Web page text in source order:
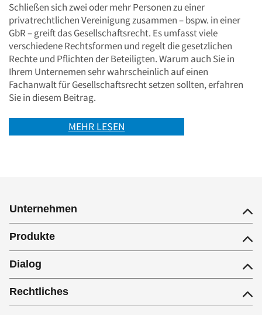
Schließen sich zwei oder mehr Personen zu einer
privatrechtlichen Vereinigung zusammen – bspw. in einer
GbR – greift das Gesellschaftsrecht. Es umfasst viele
verschiedene Rechtsformen und regelt die gesetzlichen
Rechte und Pflichten der Beteiligten. Warum auch Sie in
Ihrem Unternemen sehr wahrscheinlich auf einen
Fachanwalt für Gesellschaftsrecht setzen sollten, erfahren
Sie in diesem Beitrag.
MEHR LESEN
Unternehmen
Produkte
Dialog
Rechtliches